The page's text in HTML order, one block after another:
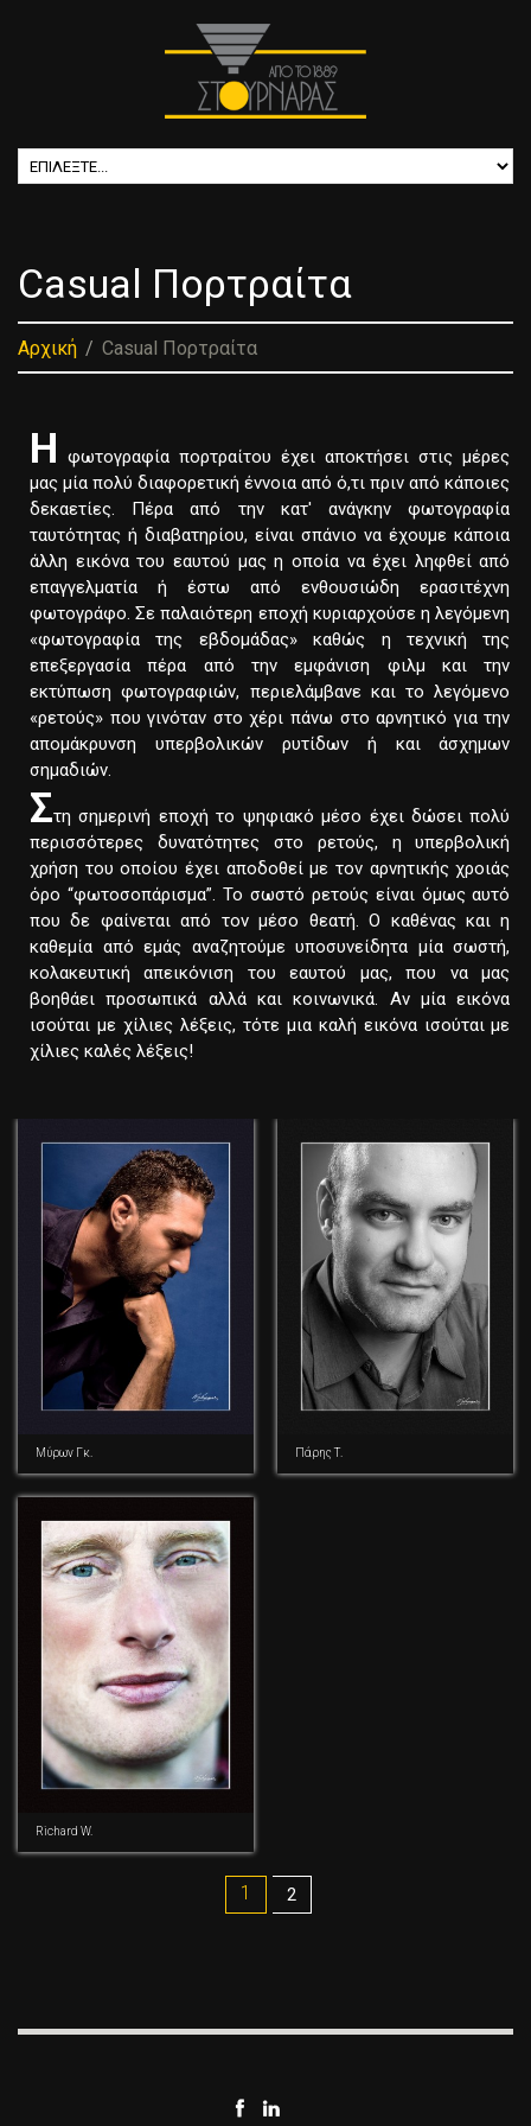
Casual Πορτραίτα
Αρχική Casual Πορτραίτα
Η φωτογραφία πορτραίτου έχει αποκτήσει στις μέρες
μας μία πολύ διαφορετική έννοια από ό,τι πριν από κάποιες
δεκαετίες. Πέρα από την κατ' ανάγκην φωτογραφία
ταυτότητας ή διαβατηρίου, είναι σπάνιο να έχουμε κάποια
άλλη εικόνα του εαυτού μας η οποία να έχει ληφθεί από
επαγγελματία ή έστω από ενθουσιώδη ερασιτέχνη
φωτογράφο. Σε παλαιότερη εποχή κυριαρχούσε η λεγόμενη
«φωτογραφία της εβδομάδας» καθώς η τεχνική της
επεξεργασία πέρα από την εμφάνιση φιλμ και την
εκτύπωση φωτογραφιών, περιελάμβανε και το λεγόμενο
«ρετούς» που γινόταν στο χέρι πάνω στο αρνητικό για την
απομάκρυνση υπερβολικών ρυτίδων ή και άσχημων
σημαδιών.
Στη σημερινή εποχή το ψηφιακό μέσο έχει δώσει πολύ
περισσότερες δυνατότητες στο ρετούς, η υπερβολική
χρήση του οποίου έχει αποδοθεί με τον αρνητικής χροιάς
όρο “φωτοσοπάρισμα”. Το σωστό ρετούς είναι όμως αυτό
που δε φαίνεται από τον μέσο θεατή. Ο καθένας και η
καθεμία από εμάς αναζητούμε υποσυνείδητα μία σωστή,
κολακευτική απεικόνιση του εαυτού μας, που να μας
βοηθάει προσωπικά αλλά και κοινωνικά. Αν μία εικόνα
ισούται με χίλιες λέξεις, τότε μια καλή εικόνα ισούται με
χίλιες καλές λέξεις!
Μύρων Γκ. Πάρης Τ.
Richard W.
1 2